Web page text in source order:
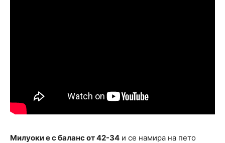
Милуоки е с баланс от 42-34 и се намира на пето